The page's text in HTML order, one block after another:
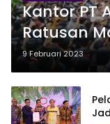
Kantor PT
Ratusan
9 Februari 2023